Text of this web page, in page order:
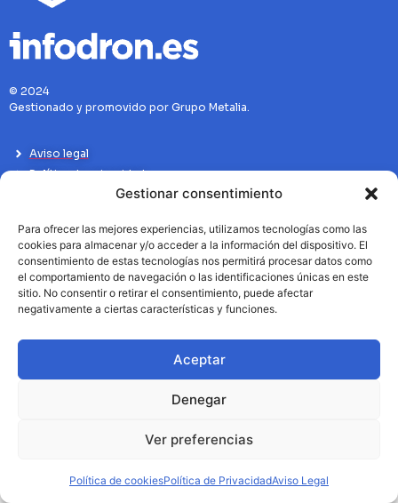
Gestionar consentimiento
Para ofrecer las mejores experiencias, utilizamos tecnologías como las
cookies para almacenar y/o acceder a la información del dispositivo. El
consentimiento de estas tecnologías nos permitirá procesar datos como
el comportamiento de navegación o las identificaciones únicas en este
sitio. No consentir o retirar el consentimiento, puede afectar
negativamente a ciertas características y funciones.
Aceptar
Denegar
Ver preferencias
Política de cookiesPolítica de PrivacidadAviso Legal
© 2024
Gestionado y promovido por Grupo Metalia.
Aviso legal
Política de privacidad
Politíca de Cookies